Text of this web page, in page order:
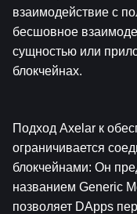
взаимодействие с
бесшовное
сущностью или
блокчейнах.
Подход Axelar к
ограничивается
блокчейнами: Он
названием Generic
позволяет DApps